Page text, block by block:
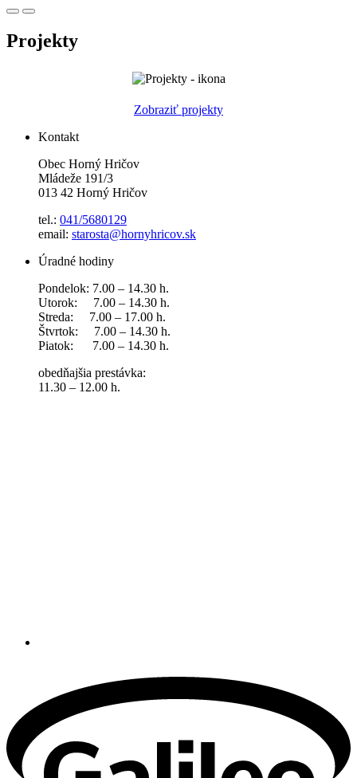
Projekty
Zobraziť projekty
Kontakt
Obec Horný Hričov
Mládeže 191/3
013 42 Horný Hričov
tel.: 041/5680129
email: starosta@hornyhricov.sk
Úradné hodiny
Pondelok: 7.00 – 14.30 h.
Utorok: 7.00 – 14.30 h.
Streda: 7.00 – 17.00 h.
Štvrtok: 7.00 – 14.30 h.
Piatok: 7.00 – 14.30 h.
obedňajšia prestávka:
11.30 – 12.00 h.